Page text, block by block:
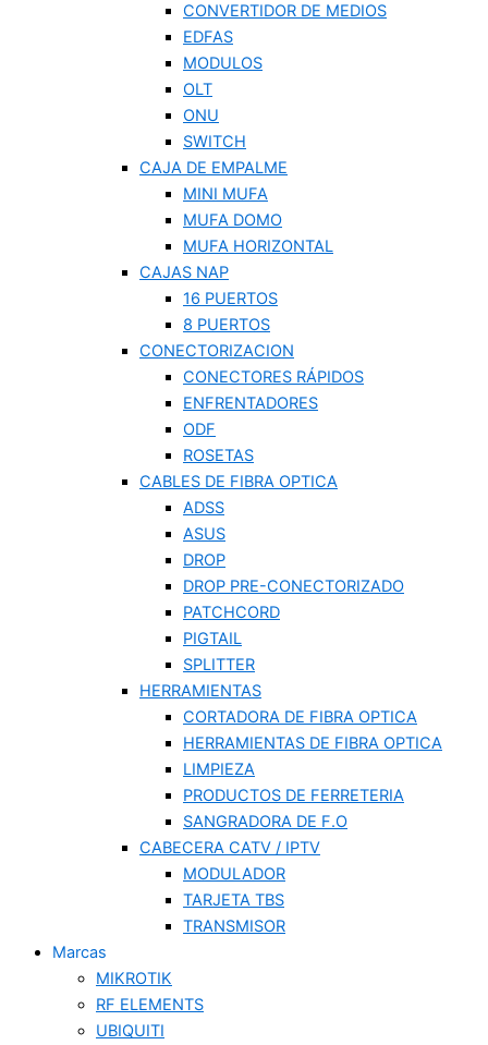
CONVERTIDOR DE MEDIOS
EDFAS
MODULOS
OLT
ONU
SWITCH
CAJA DE EMPALME
MINI MUFA
MUFA DOMO
MUFA HORIZONTAL
CAJAS NAP
16 PUERTOS
8 PUERTOS
CONECTORIZACION
CONECTORES RÁPIDOS
ENFRENTADORES
ODF
ROSETAS
CABLES DE FIBRA OPTICA
ADSS
ASUS
DROP
DROP PRE-CONECTORIZADO
PATCHCORD
PIGTAIL
SPLITTER
HERRAMIENTAS
CORTADORA DE FIBRA OPTICA
HERRAMIENTAS DE FIBRA OPTICA
LIMPIEZA
PRODUCTOS DE FERRETERIA
SANGRADORA DE F.O
CABECERA CATV / IPTV
MODULADOR
TARJETA TBS
TRANSMISOR
Marcas
MIKROTIK
RF ELEMENTS
UBIQUITI